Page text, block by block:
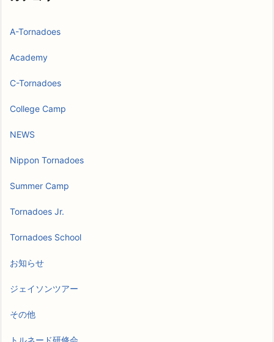
A-Tornadoes
Academy
C-Tornadoes
College Camp
NEWS
Nippon Tornadoes
Summer Camp
Tornadoes Jr.
Tornadoes School
お知らせ
ジェイソンツアー
その他
トルネード研修会